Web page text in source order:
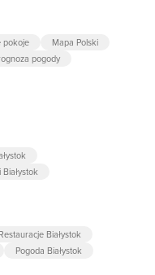
pokoje
Mapa Polski
pogody
Restauracje Białystok
Pogoda Białystok